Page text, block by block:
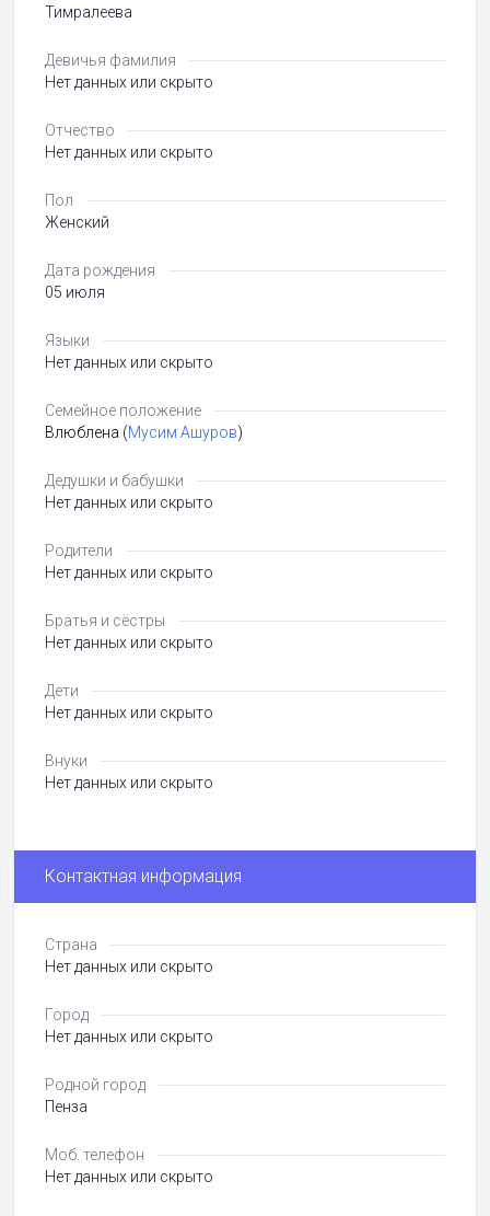
Тимралеева
Девичья фамилия
Нет данных или скрыто
Отчество
Нет данных или скрыто
Пол
Женский
Дата рождения
05 июля
Языки
Нет данных или скрыто
Семейное положение
Влюблена (Мусим Ашуров)
Дедушки и бабушки
Нет данных или скрыто
Родители
Нет данных или скрыто
Братья и сёстры
Нет данных или скрыто
Дети
Нет данных или скрыто
Внуки
Нет данных или скрыто
Контактная информация
Страна
Нет данных или скрыто
Город
Нет данных или скрыто
Родной город
Пенза
Моб. телефон
Нет данных или скрыто